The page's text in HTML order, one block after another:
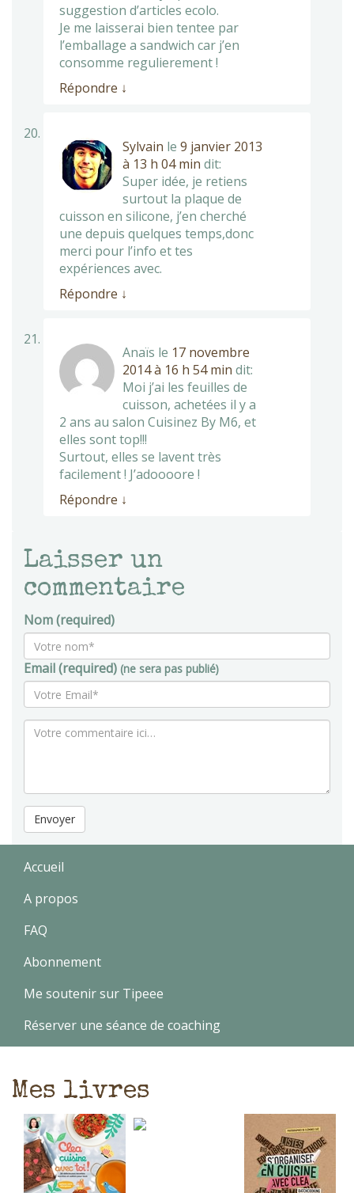
suggestion d’articles ecolo.
Je me laisserai bien tentee par
l’emballage a sandwich car j’en
consomme regulierement !
Répondre ↓
Sylvain le 9 janvier 2013
à 13 h 04 min dit:
Super idée, je retiens
surtout la plaque de
cuisson en silicone, j’en cherché
une depuis quelques temps,donc
merci pour l’info et tes
expériences avec.
Répondre ↓
Anaïs le 17 novembre
2014 à 16 h 54 min dit:
Moi j’ai les feuilles de
cuisson, achetées il y a
2 ans au salon Cuisinez By M6, et
elles sont top!!!
Surtout, elles se lavent très
facilement ! J’adoooore !
Répondre ↓
Laisser un
commentaire
Nom (required)
Email (required) (ne sera pas publié)
Envoyer
Accueil
A propos
FAQ
Abonnement
Me soutenir sur Tipeee
Réserver une séance de coaching
Mes livres